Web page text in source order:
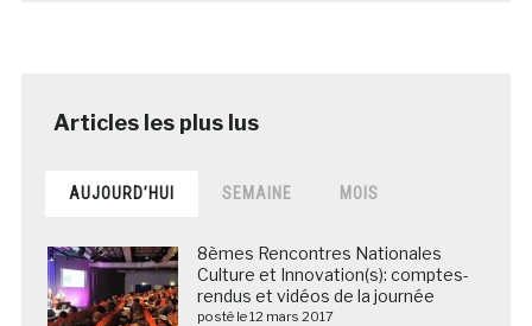
AUJOURD’HUI SEMAINE MOIS
8èmes Rencontres Nationales
Culture et Innovation(s): comptes-
rendus et vidéos de la journée
posté le 12 mars 2017